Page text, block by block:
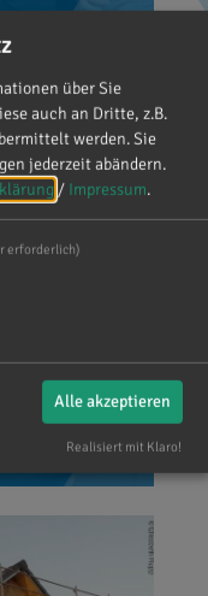
Staat, der
müssen
und
hat
Land
verdient!
Feuerwehr,
oder THW.
über Sie
auch an Dritte, z.B.
werden. Sie
jederzeit abändern.
/ Impressum.
erforderlich)
Alle akzeptieren
Realisiert mit Klaro!